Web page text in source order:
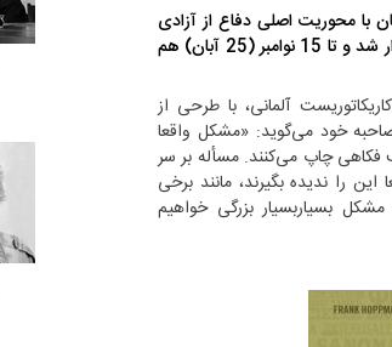
با محوریت اصلی دفاع از آزادی
بیان و آزادی مطبوعات با وجود شیوع ویروس کرونا درپرتغال برگزار شد و تا 15 نوامبر (25 آبان) هم
آلمانی، با طرحی از
خود می‌گوید: «مشکل واقعا
فکاهی چاپ می‌کنند. مسأله بر سر
را ندیده بگیرند، مانند برخی
بسیاربسیار بزرگی خواهیم